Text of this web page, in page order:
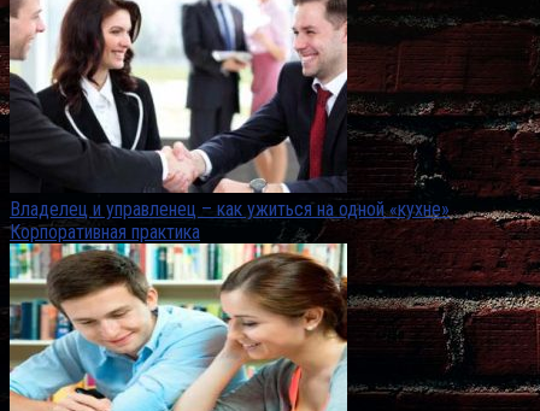
Владелец и управленец – как ужиться на одной «кухне»
Корпоративная практика